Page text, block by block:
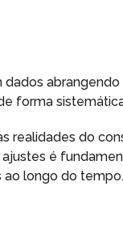
abrangendo
forma
realidades do
é
longo do tempo.